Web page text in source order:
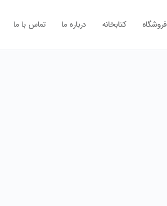
فروشگاه کتابخانه درباره ما تماس با ما